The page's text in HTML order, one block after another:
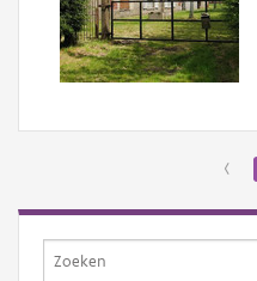
Aanmelden
‹